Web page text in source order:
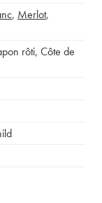
, Merlot,
rôti, Côte de